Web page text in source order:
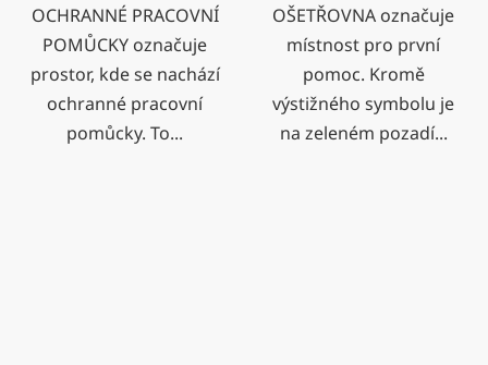
OCHRANNÉ PRACOVNÍ
POMŮCKY označuje
prostor, kde se nachází
ochranné pracovní
pomůcky. To...
OŠETŘOVNA označuje
místnost pro první
pomoc. Kromě
výstižného symbolu je
na zeleném pozadí...